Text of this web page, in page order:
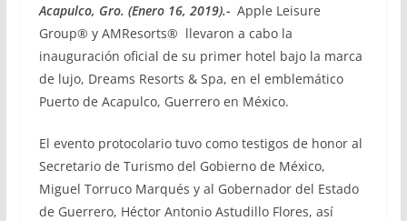
Acapulco, Gro. (Enero 16, 2019).-Apple Leisure
Group® y AMResorts® llevaron a cabo la
inauguración oficial de su primer hotel bajo la marca
de lujo, Dreams Resorts & Spa, en el emblemático
Puerto de Acapulco, Guerrero en México.
El evento protocolario tuvo como testigos de honor al
Secretario de Turismo del Gobierno de México,
Miguel Torruco Marqués y al Gobernador del Estado
de Guerrero, Héctor Antonio Astudillo Flores, así